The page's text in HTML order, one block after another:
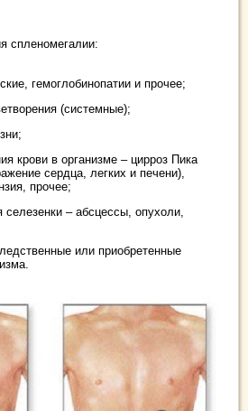
спленомегалии:
гемоглобинопатии и прочее;
(системные);
крови в организме – цирроз Пика
сердца, легких и печени),
прочее;
селезенки – абсцессы, опухоли,
или приобретенные